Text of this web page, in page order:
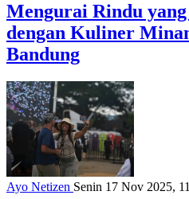
Mengurai Rindu
dengan Kuliner
Bandung
Ayo Netizen Senin 17 Nov 2025,